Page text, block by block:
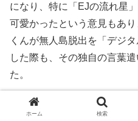
になり、特に「EJの流れ星
可愛かったという意見もあ
くんが無人島脱出を「デジ
した際も、その独自の言葉
た。
ライブの盛り上がりととも
ホーム 検索